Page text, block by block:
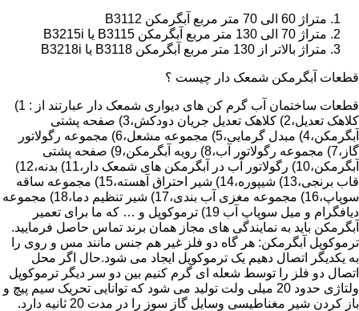
متراژ 60 الی 70 متر مربع آبگرمکن B3112
متراژ 70 الی 130 متر مربع آبگرمکن B3115 یا B3215i
متراژ بالاتر از 130 متر مربع آبگرمکن B3118 یا B3218i
قطعات آبگرمکن شمعک دار چیست ؟
قطعات ساختمان آب گرم کن های دیواری شمعک دار عبارتند از : 1)
کلاهک تعدیل،2) کلاهک تعدیل جریان دودکش،3) صفحه پشتی
آبگرمکن،4) مبدل گرمایی،5) مجموعه مشعل،6) مجموعه رگولاتور
گاز،7) مجموعه رگولاتور آب،8) رویه آبگرمکن،9) صفحه پشتی
آبگرمکن،10) رگولاتور آب در آبگرمکن های شمعک دار،11) بدنه،12)
قاب برنجی،13) شیپوره،14) شیر احتراق آهسته،15) مجموعه ساقه
سوپاپ،16) مجموعه مغزی آب بندی،17) شیر تنظیم دما،18) مجموعه
دیافگرام و میل سوپاپ آب 19) ترموکوپل و … که ما برای تعمیر
آبگرمکن باید به نمایندگی های مجاز همان برند تماس حاصل فرمایید.
ترموکوپل آبگرمکن: هر گاه دو فلز غیر هم جنس مانند مس و روی را
به یکدیگر اتصال دهیم یک ترموکوپل ایجاد می شود.حال اگر محل
اتصال دو فلز را توسط شعله ای گرم کنیم بین دو سر دیگر ترموکوپل
ولتاژی حدود 20 میلی ولت تولید می شود که توانایی تحریک سیم پیچ و
باز کردن شیر مغناطیسی وسایل گاز سوز را در مدت 20 ثانیه دارد.